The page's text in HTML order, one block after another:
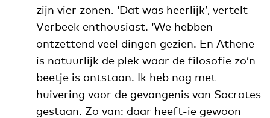
zijn vier zonen. ‘Dat was heerlijk’, vertelt
Verbeek enthousiast. ‘We hebben
ontzettend veel dingen gezien. En Athene
is natuurlijk de plek waar de filosofie zo’n
beetje is ontstaan. Ik heb nog met
huivering voor de gevangenis van Socrates
gestaan. Zo van: daar heeft-ie gewoon